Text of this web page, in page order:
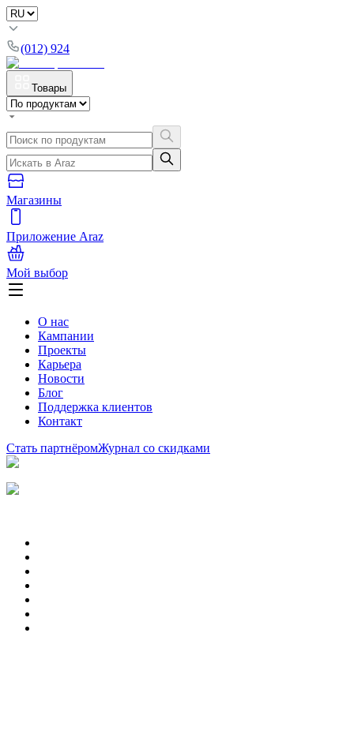
(012) 924
Товары
Магазины
Приложение Araz
Мой выбор
О нас
Кампании
Проекты
Карьера
Новости
Блог
Поддержка клиентов
Контакт
Стать партнёромЖурнал со скидками